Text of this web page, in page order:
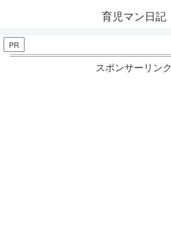
育児マン日記
PR
スポンサーリンク